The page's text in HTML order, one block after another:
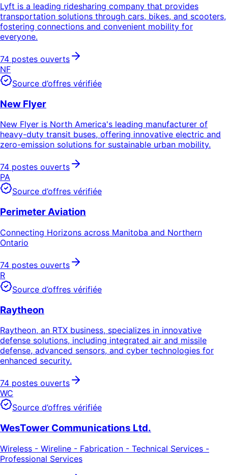
Lyft is a leading ridesharing company that provides
transportation solutions through cars, bikes, and scooters,
fostering connections and convenient mobility for
everyone.
74 postes ouverts
NF
Source d’offres vérifiée
New Flyer
New Flyer is North America's leading manufacturer of
heavy-duty transit buses, offering innovative electric and
zero-emission solutions for sustainable urban mobility.
74 postes ouverts
PA
Source d’offres vérifiée
Perimeter Aviation
Connecting Horizons across Manitoba and Northern
Ontario
74 postes ouverts
R
Source d’offres vérifiée
Raytheon
Raytheon, an RTX business, specializes in innovative
defense solutions, including integrated air and missile
defense, advanced sensors, and cyber technologies for
enhanced security.
74 postes ouverts
WC
Source d’offres vérifiée
WesTower Communications Ltd.
Wireless - Wireline - Fabrication - Technical Services -
Professional Services